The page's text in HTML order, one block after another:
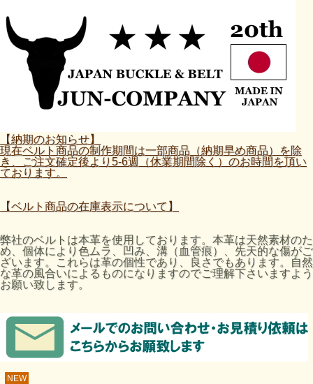
【納期のお知らせ】
現在ベルト商品の制作期間は一部商品（納期早め商品）を除
き、ご注文確定後より5-6週（休業期間除く）のお時間を頂い
ております。
【ベルト商品の在庫表示について】
弊社のベルトは本革を使用しております。本革は天然素材のた
め、個体により色ムラ、凹み、溝（血管痕）、先天的な傷がご
ざいます。これらは革の個性であり、良さでもあります。自然
な革の風合いによるものになりますのでご理解下さいますよう
お願い致します。
NEW